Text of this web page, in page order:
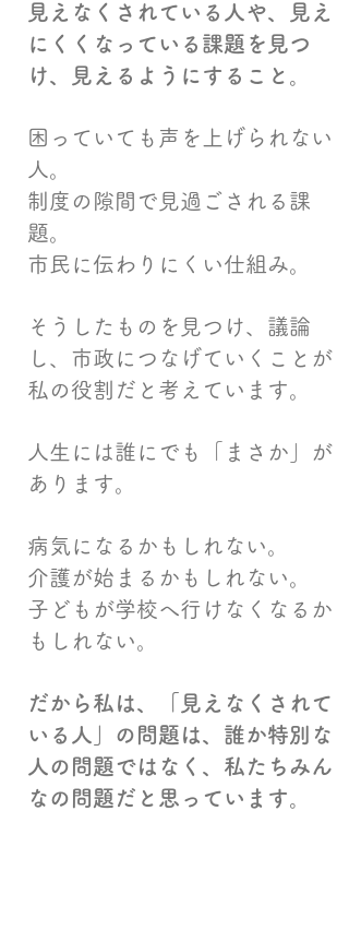
見えなくされている人や、見え
にくくなっている課題を見つ
け、見えるようにすること。
困っていても声を上げられない
人。
制度の隙間で見過ごされる課
題。
市民に伝わりにくい仕組み。
そうしたものを見つけ、議論
し、市政につなげていくことが
私の役割だと考えています。
人生には誰にでも「まさか」が
あります。
病気になるかもしれない。
介護が始まるかもしれない。
子どもが学校へ行けなくなるか
もしれない。
だから私は、「見えなくされて
いる人」の問題は、誰か特別な
人の問題ではなく、私たちみん
なの問題だと思っています。